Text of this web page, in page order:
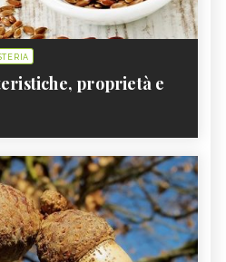
proprietà e